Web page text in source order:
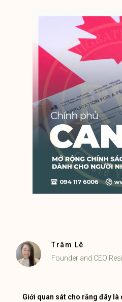
Trâm Lê
Founder and CEO
Giới quan sát cho rằng đây là